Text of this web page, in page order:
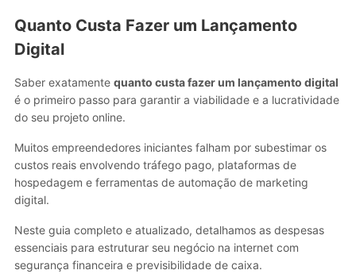
Quanto Custa Fazer um Lançamento
Digital
Saber exatamente quanto custa fazer um lançamento digital
é o primeiro passo para garantir a viabilidade e a lucratividade
do seu projeto online.
Muitos empreendedores iniciantes falham por subestimar os
custos reais envolvendo tráfego pago, plataformas de
hospedagem e ferramentas de automação de marketing
digital.
Neste guia completo e atualizado, detalhamos as despesas
essenciais para estruturar seu negócio na internet com
segurança financeira e previsibilidade de caixa.